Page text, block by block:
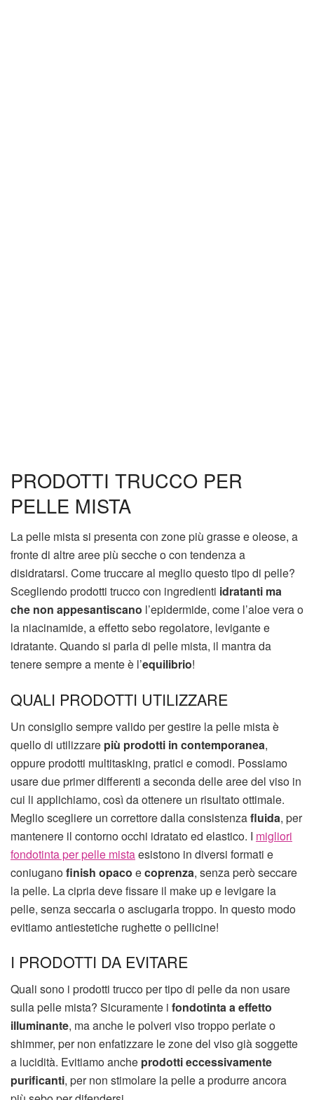
PRODOTTI TRUCCO PER
PELLE MISTA
La pelle mista si presenta con zone più grasse e oleose, a
fronte di altre aree più secche o con tendenza a
disidratarsi. Come truccare al meglio questo tipo di pelle?
Scegliendo prodotti trucco con ingredienti idratanti ma
che non appesantiscano l’epidermide, come l’aloe vera o
la niacinamide, a effetto sebo regolatore, levigante e
idratante. Quando si parla di pelle mista, il mantra da
tenere sempre a mente è l’equilibrio!
QUALI PRODOTTI UTILIZZARE
Un consiglio sempre valido per gestire la pelle mista è
quello di utilizzare più prodotti in contemporanea,
oppure prodotti multitasking, pratici e comodi. Possiamo
usare due primer differenti a seconda delle aree del viso in
cui li applichiamo, così da ottenere un risultato ottimale.
Meglio scegliere un correttore dalla consistenzafluida, per
mantenere il contorno occhi idratato ed elastico. I migliori
fondotinta per pelle mistaesistono in diversi formati e
coniuganofinish opaco ecoprenza, senza però seccare
la pelle. La cipria deve fissare il make up e levigare la
pelle, senza seccarla o asciugarla troppo. In questo modo
evitiamo antiestetiche rughette o pellicine!
I PRODOTTI DA EVITARE
Quali sono i prodotti trucco per tipo di pelle da non usare
sulla pelle mista? Sicuramente i fondotinta a effetto
illuminante, ma anche le polveri viso troppo perlate o
shimmer, per non enfatizzare le zone del viso già soggette
a lucidità. Evitiamo anche prodotti eccessivamente
purificanti, per non stimolare la pelle a produrre ancora